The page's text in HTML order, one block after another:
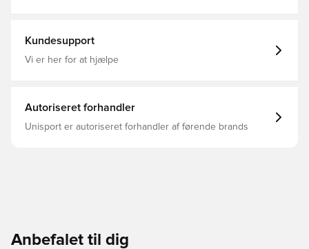
Kundesupport
Vi er her for at hjælpe
Autoriseret forhandler
Unisport er autoriseret forhandler af førende brands
Anbefalet til dig